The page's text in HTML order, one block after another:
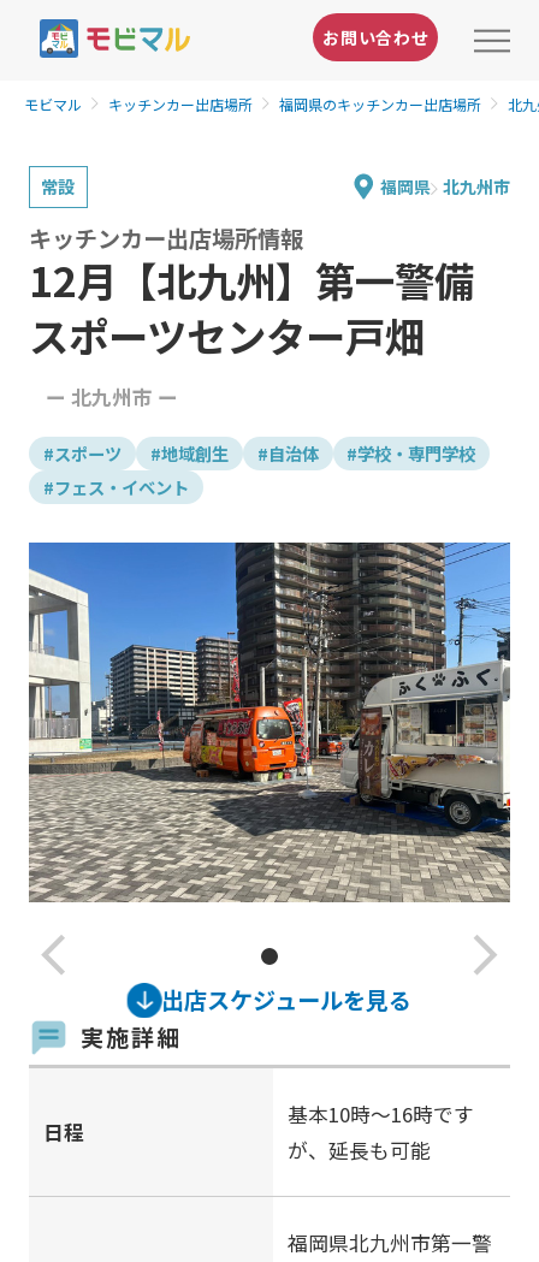
お問い合わせ
モビマル キッチンカー出店場所 福岡県のキッチンカー出店場所 北
常設 福岡県 北九州市
12月【北九州】第一警備
スポーツセンター戸畑
ー 北九州市 ー
キッチンカー出店場所情報
#スポーツ #地域創生 #自治体
#学校・専門学校
#フェス・イベント
arrow_back_ios_new arrow_forward_ios
出店スケジュールを見る
実施詳細
日程
基本10時～16時です
が、延長も可能
福岡県北九州市第一警